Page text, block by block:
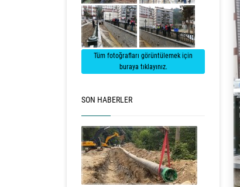
Tüm fotoğrafları görüntülemek için
buraya tıklayınız.
SON HABERLER